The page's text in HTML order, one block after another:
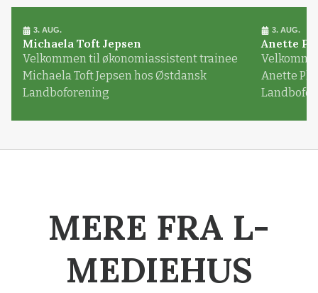
3. AUG.
Michaela Toft Jepsen
Velkommen til økonomiassistent trainee
Michaela Toft Jepsen hos Østdansk
Landboforening
3. AUG.
Anette
Anette
MERE FRA L-
MEDIEHUS